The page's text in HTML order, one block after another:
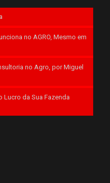
no AGRO, Mesmo em
no Agro, por Miguel
Lucro da Sua Fazenda